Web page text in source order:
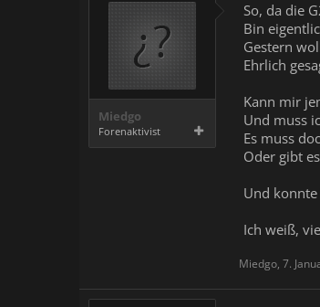
Miedgo
Forenaktivist
So, da die
Bin
Gestern
Ehrlich
Kann mir
Und muss
Es muss
Oder gibt
Und konnte
Ich weiß,
Miedgo, 7.